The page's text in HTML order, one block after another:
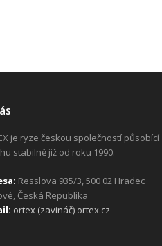
je ryze českou společností působící
stabilně již od roku 1990.
Resslova 935/3, 500 02 Hradec
Česká Republika
ortex (zavináč) ortex.cz